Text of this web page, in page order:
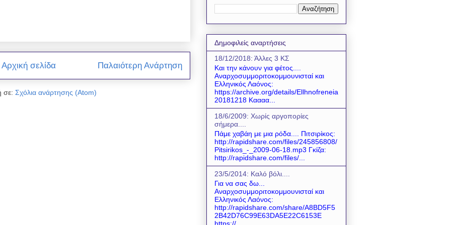
Παλαιότερη Ανάρτηση
Αρχική σελίδα
σε: Σχόλια ανάρτησης (Atom)
Δημοφιλείς αναρτήσεις
18/12/2018: Άλλες 3 ΚΣ
Και την κάνουν για φέτος....
Αναρχοσυμμοριτοκομμουνισταί και
Ελληνικός Λαόνος:
https://archive.org/details/Ellhnofreneia
20181218 Καααα...
18/6/2009: Χωρίς αργοπορίες
σήμερα....
Πάμε χαβάη με μια ρόδα.... Πιτσιρίκος:
http://rapidshare.com/files/245856808/
Pitsirikos_-_2009-06-18.mp3 Γκίζα:
http://rapidshare.com/files/...
23/5/2014: Καλό βόλι....
Για να σας δω...
Αναρχοσυμμοριτοκομμουνισταί και
Ελληνικός Λαόνος:
http://rapidshare.com/share/A8BD5F5
2B42D76C99E63DA5E22C6153E
https://...